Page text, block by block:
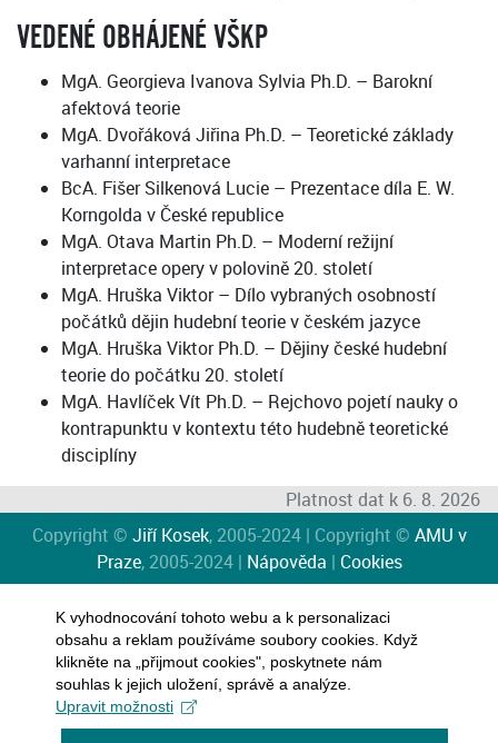
VEDENÉ OBHÁJENÉ VŠKP
MgA. Georgieva Ivanova Sylvia Ph.D. – Barokní
afektová teorie
MgA. Dvořáková Jiřina Ph.D. – Teoretické základy
varhanní interpretace
BcA. Fišer Silkenová Lucie – Prezentace díla E. W.
Korngolda v České republice
MgA. Otava Martin Ph.D. – Moderní režijní
interpretace opery v polovině 20. století
MgA. Hruška Viktor – Dílo vybraných osobností
počátků dějin hudební teorie v českém jazyce
MgA. Hruška Viktor Ph.D. – Dějiny české hudební
teorie do počátku 20. století
MgA. Havlíček Vít Ph.D. – Rejchovo pojetí nauky o
kontrapunktu v kontextu této hudebně teoretické
disciplíny
Platnost dat k 6. 8. 2026
Copyright © Jiří Kosek, 2005-2024 | Copyright © AMU v
Praze, 2005-2024 | Nápověda | Cookies
K vyhodnocování tohoto webu a k personalizaci
obsahu a reklam používáme soubory cookies. Když
klikněte na „přijmout cookies", poskytnete nám
souhlas k jejich uložení, správě a analýze.
Upravit možnosti